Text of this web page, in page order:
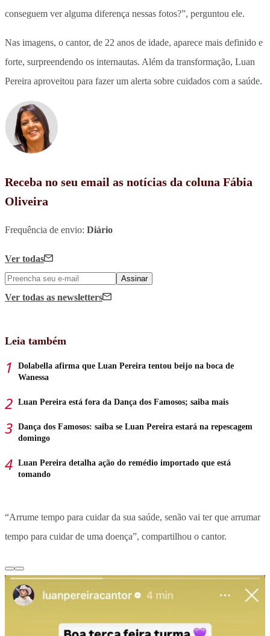
conseguem ver alguma diferença nessas fotos?”, perguntou ele.
Nas imagens, o cantor, de 22 anos de idade, aparece mais definido e
forte, surpreendendo os internautas. Além da transformação, Luan
Pereira aproveitou para fazer um alerta sobre cuidados com a saúde.
Receba no seu email as notícias da coluna Fábia
Oliveira
Frequência de envio: Diário
Ver todas
Assinar
Ver todas as newsletters
Leia também
Dolabella afirma que Luan Pereira tentou beijo na boca de
Wanessa
Luan Pereira está fora da Dança dos Famosos; saiba mais
Dança dos Famosos: saiba se Luan Pereira estará na repescagem
domingo
Luan Pereira detalha ação do remédio importado que está
tomando
“Arrume tempo para cuidar da sua saúde, senão vai ter que arrumar
tempo para cuidar de uma doença”, compartilhou o cantor.